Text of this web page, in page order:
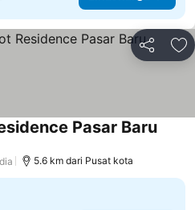
Bagikan
Pasar BaruLihat
5.6 km dari Pusat kota